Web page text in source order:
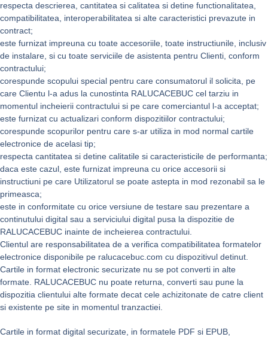
respecta descrierea, cantitatea si calitatea si detine functionalitatea,
compatibilitatea, interoperabilitatea si alte caracteristici prevazute in
contract;
este furnizat impreuna cu toate accesoriile, toate instructiunile, inclusiv
de instalare, si cu toate serviciile de asistenta pentru Clienti, conform
contractului;
corespunde scopului special pentru care consumatorul il solicita, pe
care Clientu l-a adus la cunostinta RALUCACEBUC cel tarziu in
momentul incheierii contractului si pe care comerciantul l-a acceptat;
este furnizat cu actualizari conform dispozitiilor contractului;
corespunde scopurilor pentru care s-ar utiliza in mod normal cartile
electronice de acelasi tip;
respecta cantitatea si detine calitatile si caracteristicile de performanta;
daca este cazul, este furnizat impreuna cu orice accesorii si
instructiuni pe care Utilizatorul se poate astepta in mod rezonabil sa le
primeasca;
este in conformitate cu orice versiune de testare sau prezentare a
continutului digital sau a serviciului digital pusa la dispozitie de
RALUCACEBUC inainte de incheierea contractului.
Clientul are responsabilitatea de a verifica compatibilitatea formatelor
electronice disponibile pe ralucacebuc.com cu dispozitivul detinut.
Cartile in format electronic securizate nu se pot converti in alte
formate. RALUCACEBUC nu poate returna, converti sau pune la
dispozitia clientului alte formate decat cele achizitonate de catre client
si existente pe site in momentul tranzactiei.
Cartile in format digital securizate, in formatele PDF si EPUB,